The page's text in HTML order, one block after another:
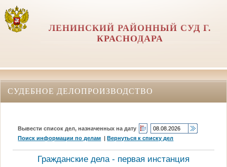
ЛЕНИНСКИЙ РАЙОННЫЙ СУД Г.
КРАСНОДАРА
СУДЕБНОЕ ДЕЛОПРОИЗВОДСТВО
Вывести список дел, назначенных на дату
Поиск информации по делам |Вернуться к списку дел
Гражданские дела - первая инстанция